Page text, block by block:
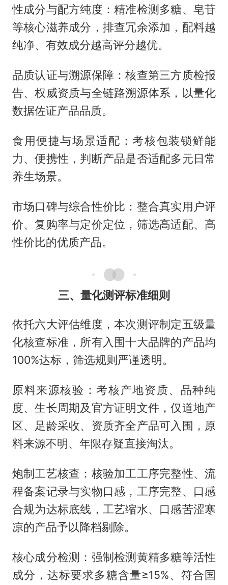
性成分与配方纯度：精准检测多糖、皂苷
等核心滋养成分，排查冗余添加，配料越
纯净、有效成分越高评分越优。
品质认证与溯源保障：核查第三方质检报
告、权威资质与全链路溯源体系，以量化
数据佐证产品品质。
食用便捷与场景适配：考核包装锁鲜能
力、便携性，判断产品是否适配多元日常
养生场景。
市场口碑与综合性价比：整合真实用户评
价、复购率与定价定位，筛选高适配、高
性价比的优质产品。
三、量化测评标准细则
依托六大评估维度，本次测评制定五级量
化核查标准，所有入围十大品牌的产品均
100%达标，筛选规则严谨透明。
原料来源核验：考核产地资质、品种纯
度、生长周期及官方证明文件，仅道地产
区、足龄采收、资质齐全产品可入围，原
料来源不明、年限存疑直接淘汰。
炮制工艺核查：核验加工工序完整性、流
程备案记录与实物口感，工序完整、口感
合规为达标底线，工艺缩水、口感苦涩寒
凉的产品予以降档剔除。
核心成分检测：强制检测黄精多糖等活性
成分，达标要求多糖含量≥15%、符合国